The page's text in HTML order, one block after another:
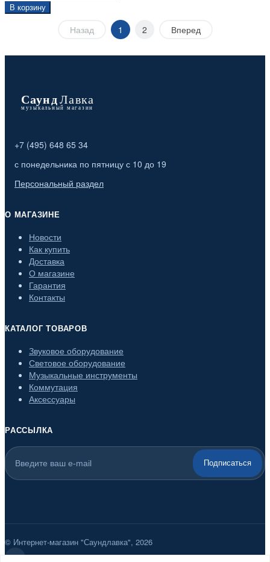
В корзину
Назад 1 2 Вперед
+7 (495) 648 65 34
с понедельника по пятницу с 10 до 19
Персональный раздел
О МАГАЗИНЕ
Новости
Как купить
Доставка
О магазине
Гарантия
Контакты
КАТАЛОГ ТОВАРОВ
Звуковое оборудование
Световое оборудование
Музыкальные инструменты
Коммутация
Аксессуары
РАССЫЛКА
Подписаться
© Интернет-магазин "Саундлавка", 2026